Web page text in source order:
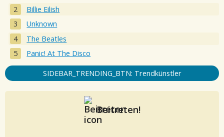
Billie Eilish
Unknown
The Beatles
Panic! At The Disco
SIDEBAR_TRENDING_BTN: Trendkünstler
Beitreten!